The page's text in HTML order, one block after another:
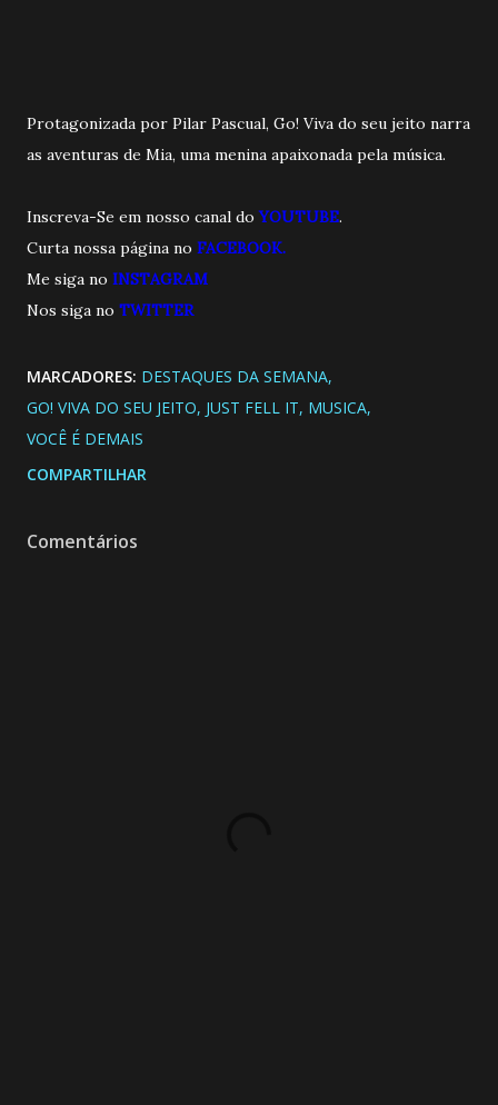
Protagonizada por Pilar Pascual, Go! Viva do seu jeito narra
as aventuras de Mia, uma menina apaixonada pela música.
Inscreva-Se em nosso canal do YOUTUBE.
Curta nossa página no FACEBOOK.
Me siga no INSTAGRAM
Nos siga no TWITTER
MARCADORES: DESTAQUES DA SEMANA
GO! VIVA DO SEU JEITO JUST FELL IT MUSICA
VOCÊ É DEMAIS
COMPARTILHAR
Comentários